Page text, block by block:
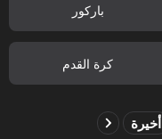
باركور
كرة القدم
أخيرة